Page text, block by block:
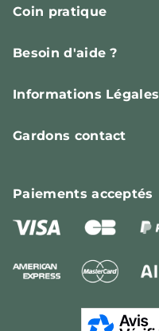
Coin pratique
Besoin d'aide ?
Informations Légales
Gardons contact
Paiementsacceptés